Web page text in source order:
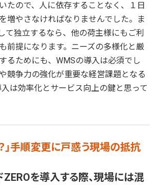
たので、人に依存することなく、１日
増やさなければなりませんでした。ま
て独立するなら、他の荷主様にもご利
前提になります。ニーズの多様化と厳
るためにも、WMSの導入は必須でし
競争力の強化が重要な経営課題となる
は効率化とサービス向上の鍵と思って
」手順変更に戸惑う現場の抵抗
を導入する際、現場には混